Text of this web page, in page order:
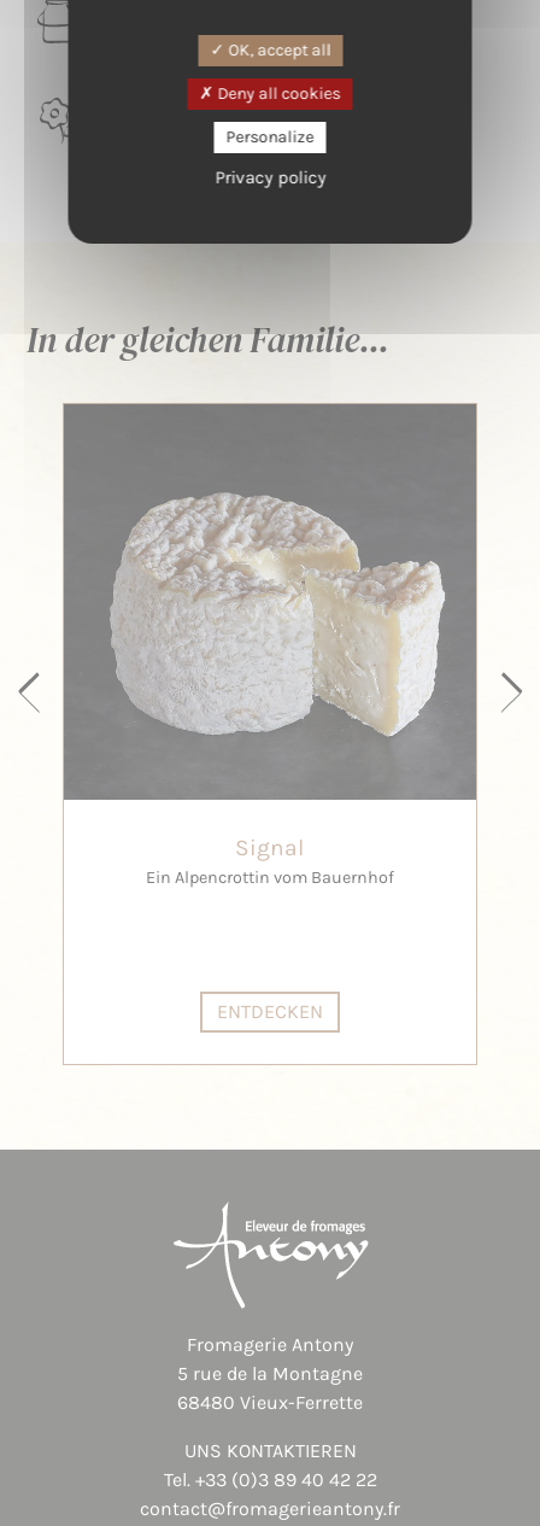
TERROIR
Val de Loire
In der gleichen Familie...
Signal
Ein Alpencrottin vom Bauernhof
ENTDECKEN
Fromagerie Antony
5 rue de la Montagne
68480 Vieux-Ferrette
UNS KONTAKTIEREN
Tel. +33 (0)3 89 40 42 22
contact@fromagerieantony.fr
OK, accept all
Deny all cookies
Personalize
Privacy policy